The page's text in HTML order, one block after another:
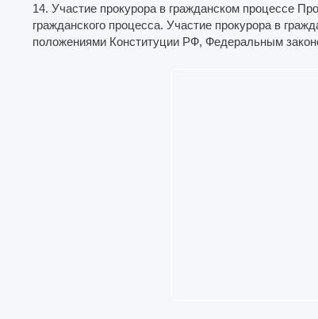
14. Участие прокурора в гражданском процессе
гражданского процесса. Участие прокурора в
положениями Конституции РФ, Федеральным